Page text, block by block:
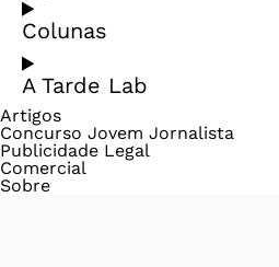
Colunas
A Tarde Lab
Artigos
Concurso Jovem Jornalista
Publicidade Legal
Comercial
Sobre